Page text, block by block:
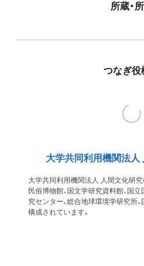
所蔵・
つなぎ役
大学共同利用機関法人
大学共同利用機関法人 人間文化研究
民俗博物館、国文学研究資料館、国
究センター、総合地球環境学研究所
構成されています。